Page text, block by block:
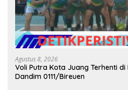
Agustus 8, 2026
Voli Putra Kota Juang Terhenti
Dandim 0111/Bireuen